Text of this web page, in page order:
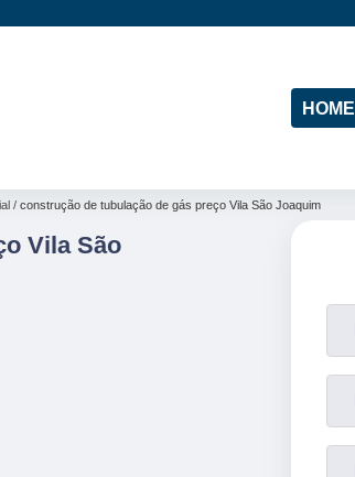
HOME
construção de tubulação de gás preço Vila São Joaquim
Vila São